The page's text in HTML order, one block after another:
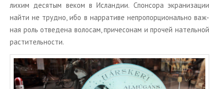
лихим де­ся­тым веком в Ис­лан­дии. Спон­со­ра экра­ни­за­ции
найти не труд­но, ибо в нар­ра­ти­ве непро­пор­ци­о­наль­но важ­
ная роль от­ве­де­на во­ло­сам, при­че­со­нам и про­чей на­тель­ной
рас­ти­тель­но­сти.